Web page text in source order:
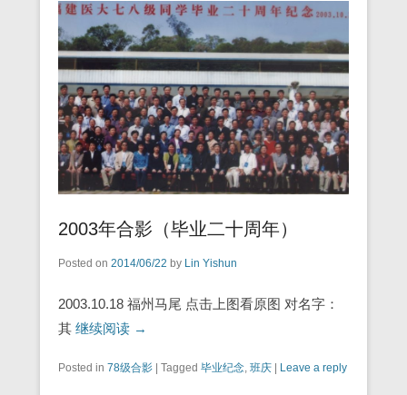
2003年合影（毕业二十周年）
Posted on 2014/06/22 by Lin Yishun
2003.10.18 福州马尾 点击上图看原图 对名字：
其 继续阅读 →
Posted in 78级合影 Tagged 毕业纪念, 班庆 Leave a reply